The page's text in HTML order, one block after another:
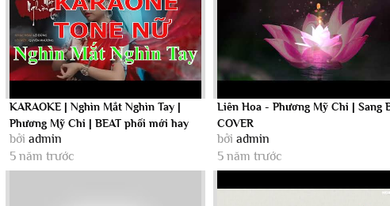
KARAOKE | Nghìn Mắt Nghìn Tay |
Phương Mỹ Chi | BEAT phối mới hay
chuẩn...
bởi admin
5 năm trước
Liên Hoa - Phương Mỹ Chi | Sang
COVER
bởiadmin
5 năm trước